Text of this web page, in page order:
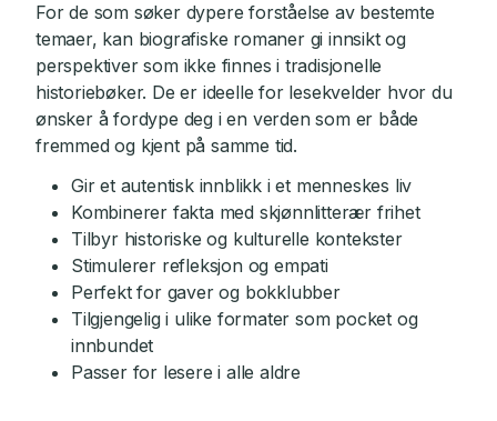
For de som søker dypere forståelse av bestemte
temaer, kan biografiske romaner gi innsikt og
perspektiver som ikke finnes i tradisjonelle
historiebøker. De er ideelle for lesekvelder hvor du
ønsker å fordype deg i en verden som er både
fremmed og kjent på samme tid.
Gir et autentisk innblikk i et menneskes liv
Kombinerer fakta med skjønnlitterær frihet
Tilbyr historiske og kulturelle kontekster
Stimulerer refleksjon og empati
Perfekt for gaver og bokklubber
Tilgjengelig i ulike formater som pocket og
innbundet
Passer for lesere i alle aldre